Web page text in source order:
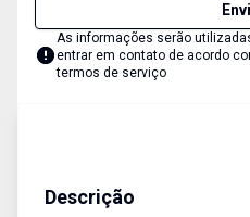
As informações serão
entrar em contato de acordo
termos de serviço
Descrição